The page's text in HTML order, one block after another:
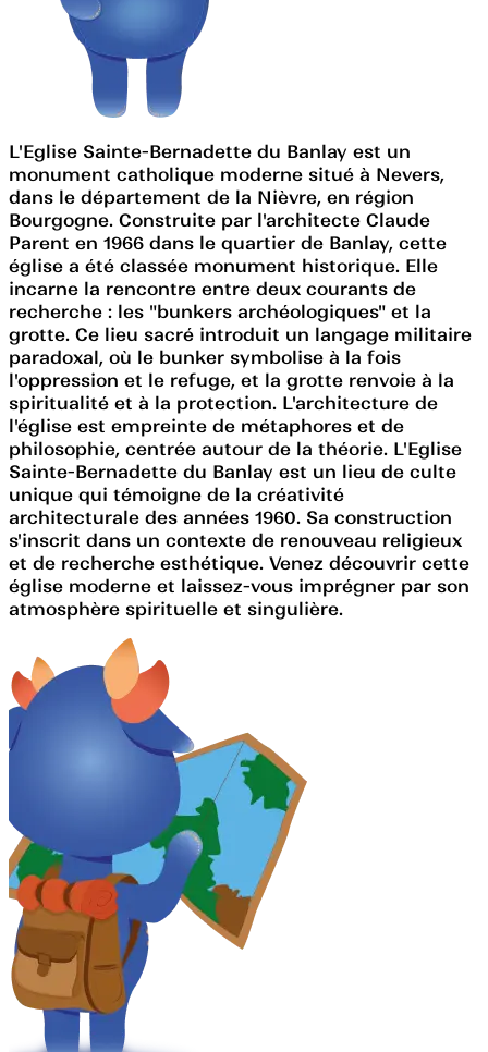
L'Eglise Sainte-Bernadette du Banlay est un
monument catholique moderne situé à Nevers,
dans le département de la Nièvre, en région
Bourgogne. Construite par l'architecte Claude
Parent en 1966 dans le quartier de Banlay, cette
église a été classée monument historique. Elle
incarne la rencontre entre deux courants de
recherche : les "bunkers archéologiques" et la
grotte. Ce lieu sacré introduit un langage militaire
paradoxal, où le bunker symbolise à la fois
l'oppression et le refuge, et la grotte renvoie à la
spiritualité et à la protection. L'architecture de
l'église est empreinte de métaphores et de
philosophie, centrée autour de la théorie. L'Eglise
Sainte-Bernadette du Banlay est un lieu de culte
unique qui témoigne de la créativité
architecturale des années 1960. Sa construction
s'inscrit dans un contexte de renouveau religieux
et de recherche esthétique. Venez découvrir cette
église moderne et laissez-vous imprégner par son
atmosphère spirituelle et singulière.